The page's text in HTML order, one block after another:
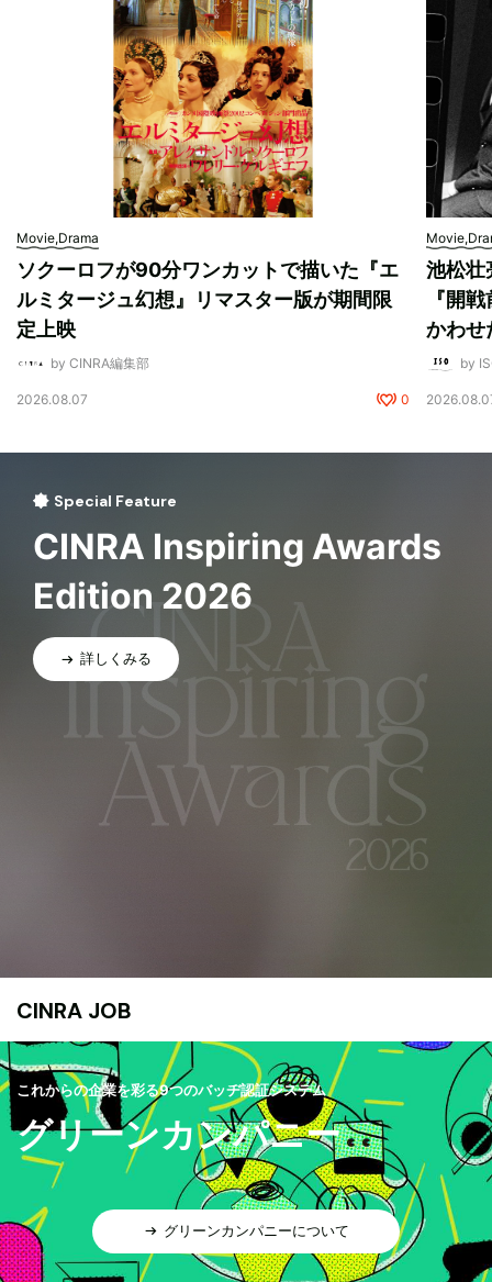
Movie,Drama
ソクーロフが90分ワンカットで描いた『エ
ルミタージュ幻想』リマスター版が期間限
定上映
by CINRA編集部
2026.08.07 0
池松壮
『開
かわせ
by
Special Feature
CINRA Inspiring Awards
Edition 2026
詳しくみる
CINRA JOB
これからの企業を彩る9つのバッヂ認証システム
グリーンカンパニー
グリーンカンパニーについて